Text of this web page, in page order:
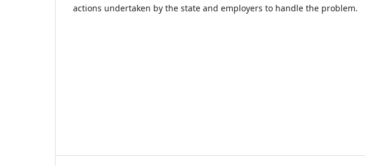
actions undertaken by the state and employers to handle the problem.